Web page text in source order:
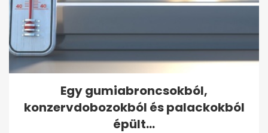
Egy gumiabroncsokból,
konzervdobozokból és palackokból
épült...